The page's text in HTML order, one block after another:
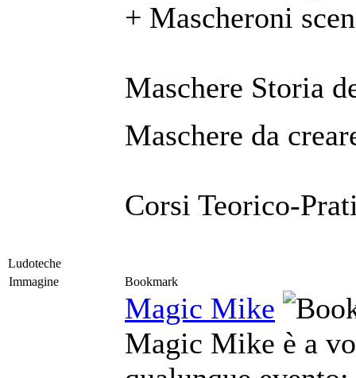
+ Mascheroni
Maschere Storia
Maschere da
Corsi Teorico-
Ludoteche
Immagine
Bookmark
Magic Mike
Magic Mike è a